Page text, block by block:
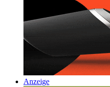
Anzeige